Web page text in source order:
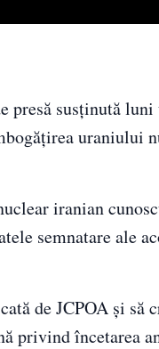
presă susținută
uraniului
iranian
semnatare ale
de JCPOA şi să
privind încetarea